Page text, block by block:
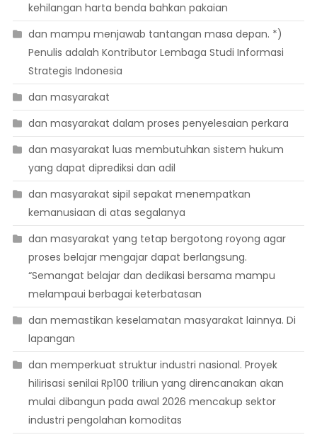
kehilangan harta benda bahkan pakaian
dan mampu menjawab tantangan masa depan. *)
Penulis adalah Kontributor Lembaga Studi Informasi
Strategis Indonesia
dan masyarakat
dan masyarakat dalam proses penyelesaian perkara
dan masyarakat luas membutuhkan sistem hukum
yang dapat diprediksi dan adil
dan masyarakat sipil sepakat menempatkan
kemanusiaan di atas segalanya
dan masyarakat yang tetap bergotong royong agar
proses belajar mengajar dapat berlangsung.
“Semangat belajar dan dedikasi bersama mampu
melampaui berbagai keterbatasan
dan memastikan keselamatan masyarakat lainnya. Di
lapangan
dan memperkuat struktur industri nasional. Proyek
hilirisasi senilai Rp100 triliun yang direncanakan akan
mulai dibangun pada awal 2026 mencakup sektor
industri pengolahan komoditas